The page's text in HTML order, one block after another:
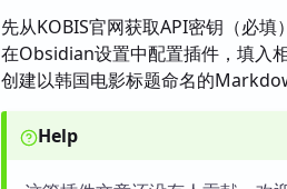
先从KOBIS官网获取API密钥（必填
在Obsidian设置中配置插件，填入
创建以韩国电影标题命名的
Help